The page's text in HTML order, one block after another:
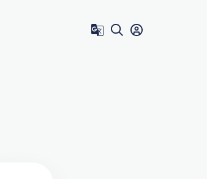
Zum Benutzer